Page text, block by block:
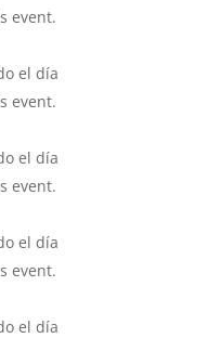
event.
el día
event.
el día
event.
el día
event.
el día